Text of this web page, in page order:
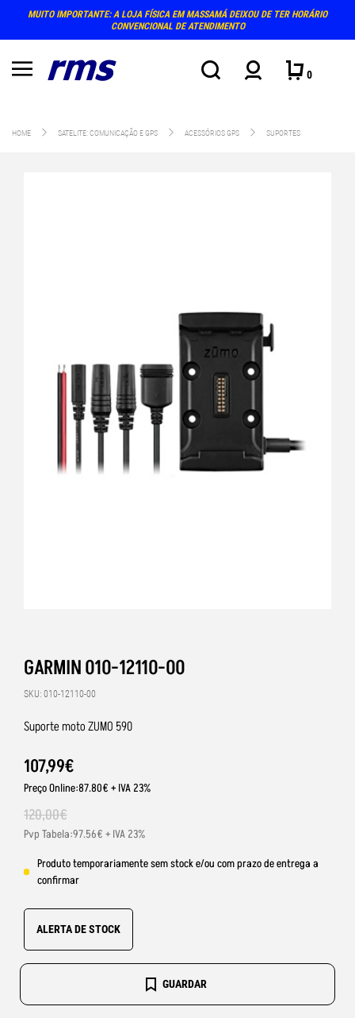
MUITO IMPORTANTE: A LOJA FÍSICA EM MASSAMÁ DEIXOU DE TER HORÁRIO
CONVENCIONAL DE ATENDIMENTO
0
HOME SATELITE: COMUNICAÇÃO E GPS ACESSÓRIOS GPS SUPORTES
GARMIN 010-12110-00
SKU: 010-12110-00
Suporte moto ZUMO 590
107,99€
Preço Online:87.80€ + IVA 23%
120,00€
Pvp Tabela:97.56€ + IVA 23%
Produto temporariamente sem stock e/ou com prazo de entrega a
confirmar
ALERTA DE STOCK
GUARDAR